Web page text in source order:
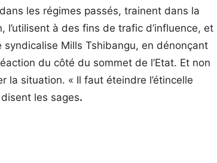
les régimes passés, trainent dans la
à des fins de trafic d’influence, et
Mills Tshibangu, en dénonçant
du côté du sommet de l’Etat. Et non
la situation. « Il faut éteindre l’étincelle
les sages.